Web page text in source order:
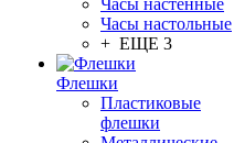
Часы настенные
Часы настольные
+ ЕЩЕ 3
Флешки
Пластиковые
флешки